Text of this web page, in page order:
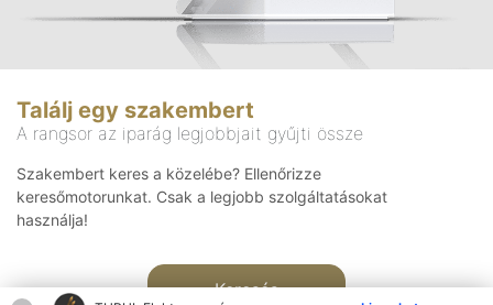
Találj egy szakembert
A rangsor az iparág legjobbjait gyűjti össze
Szakembert keres a közelébe? Ellenőrizze
keresőmotorunkat. Csak a legjobb szolgáltatásokat
használja!
Keresés